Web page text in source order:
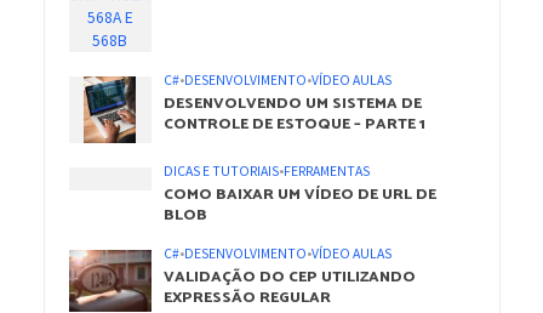
C#•DESENVOLVIMENTO•VÍDEO AULAS
DESENVOLVENDO UM SISTEMA DE
CONTROLE DE ESTOQUE – PARTE 1
DICAS E TUTORIAIS•FERRAMENTAS
COMO BAIXAR UM VÍDEO DE URL DE
BLOB
C#•DESENVOLVIMENTO•VÍDEO AULAS
VALIDAÇÃO DO CEP UTILIZANDO
EXPRESSÃO REGULAR